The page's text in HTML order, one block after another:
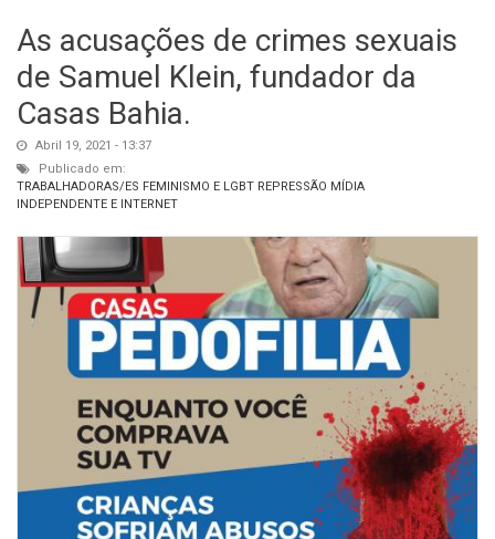
As acusações de crimes sexuais
de Samuel Klein, fundador da
Casas Bahia.
Abril 19, 2021 - 13:37
Publicado em:
TRABALHADORAS/ES FEMINISMO E LGBT REPRESSÃO MÍDIA
INDEPENDENTE E INTERNET